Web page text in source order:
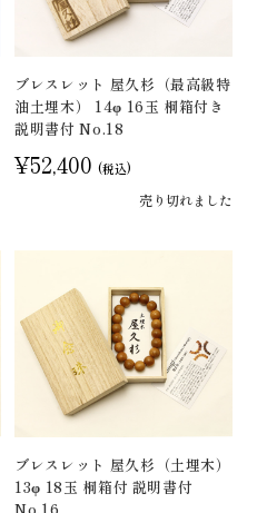
ブレスレット 屋久杉（最高級特
油土埋木） 14φ 16玉 桐箱付き
説明書付 No.18
¥52,400 (税込)
売り切れました
ブレスレット 屋久杉（土埋木）
13φ 18玉 桐箱付 説明書付
No.16